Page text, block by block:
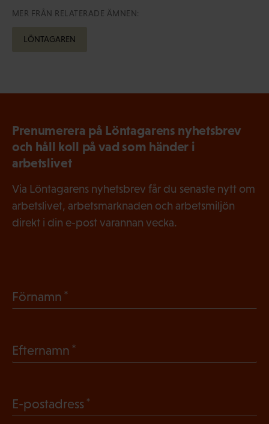
MER FRÅN RELATERADE ÄMNEN:
LÖNTAGAREN
Prenumerera på Löntagarens nyhetsbrev
och håll koll på vad som händer i
arbetslivet
Via Löntagarens nyhetsbrev får du senaste nytt om
arbetslivet, arbetsmarknaden och arbetsmiljön
direkt i din e-post varannan vecka.
Förnamn
a
Efternamn
l
E-postadress